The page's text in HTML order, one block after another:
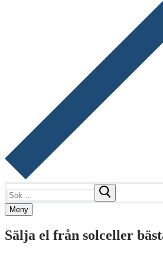
Meny
Sälja el från solceller